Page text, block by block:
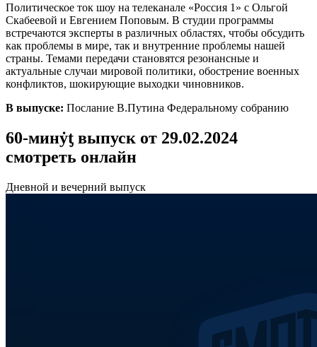
Политическое ток шоу на телеканале «Россия 1» с Ольгой
Скабеевой и Евгением Поповым. В студии программы
встречаются эксперты в различных областях, чтобы обсудить
как проблемы в мире, так и внутренние проблемы нашей
страны. Темами передачи становятся резонансные и
актуальные случаи мировой политики, обострение военных
конфликтов, шокирующие выходки чиновников.
В выпуске: Послание В.Путина Федеральному собранию
60-минẏƫ выпуск от 29.02.2024
смотреть онлайн
Дневной и вечерний выпуск